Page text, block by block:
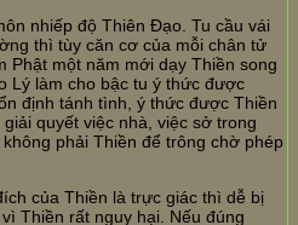
nhiếp độ Thiên Đạo. Tu cầu vái
thì tùy căn cơ của mỗi chân tử
Phật một năm mới dạy Thiền song
Lý làm cho bậc tu ý thức được
định tánh tình, ý thức được Thiền
quyết việc nhà, việc sở trong
phải Thiền để trông chờ phép
của Thiền là trực giác thì dễ bị
Thiền rất nguy hại. Nếu đúng